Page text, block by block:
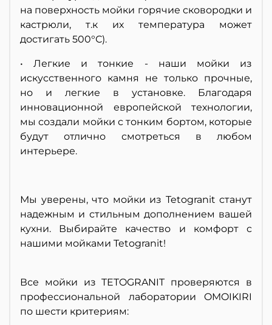
на поверхность мойки горячие сковородки и
кастрюли, т.к их температура может
достигать 500°С).
• Легкие и тонкие - наши мойки из
искусственного камня не только прочные,
но и легкие в установке. Благодаря
инновационной европейской технологии,
мы создали мойки с тонким бортом, которые
будут отлично смотреться в любом
интерьере.
Мы уверены, что мойки из Tetogranit станут
надежным и стильным дополнением вашей
кухни. Выбирайте качество и комфорт с
нашими мойками Tetogranit!
Все мойки из TETOGRANIT проверяются в
профессиональной лаборатории OMOIKIRI
по шести критериям: